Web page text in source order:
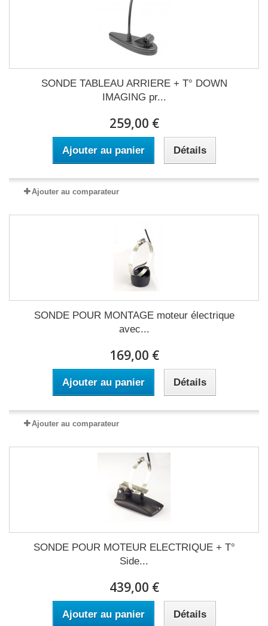
SONDE TABLEAU ARRIERE + T° DOWN
IMAGING pr...
259,00 €
Ajouter au panier Détails
Ajouter au comparateur
SONDE POUR MONTAGE moteur électrique
avec...
169,00 €
Ajouter au panier Détails
Ajouter au comparateur
SONDE POUR MOTEUR ELECTRIQUE + T°
Side...
439,00 €
Ajouter au panier Détails